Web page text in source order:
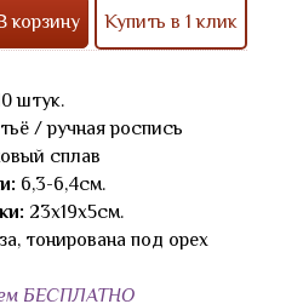
корзину Купить в 1 клик
штук.
/ ручная роспись
сплав
6,3-6,4см.
23х19х5см.
тонирована под орех
БЕСПЛАТНО